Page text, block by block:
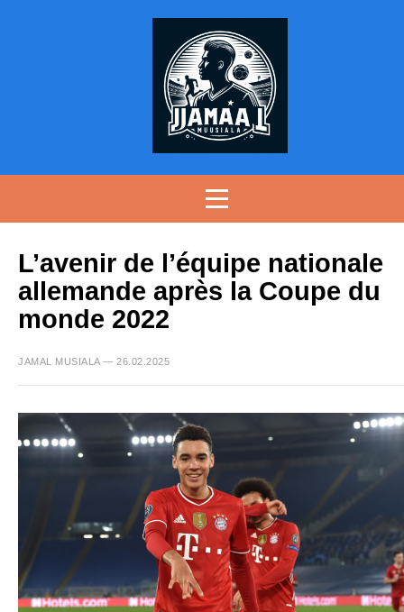
L’avenir de l’équipe nationale
allemande après la Coupe du
monde 2022
JAMAL MUSIALA — 26.02.2025